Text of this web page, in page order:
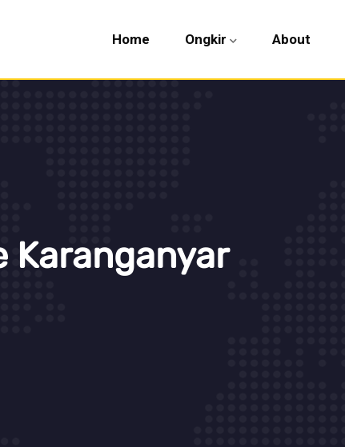
Home Ongkir About
Karanganyar